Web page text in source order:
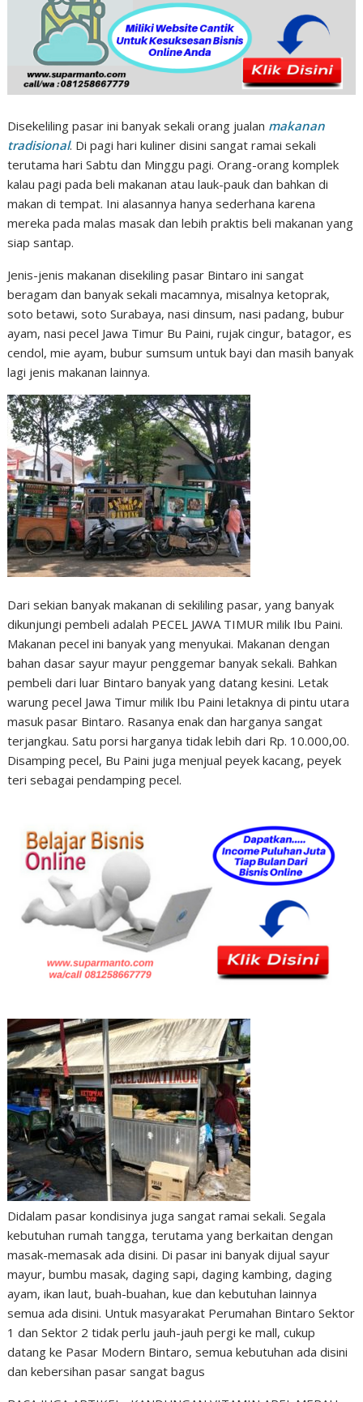
Disekeliling pasar ini banyak sekali orang jualan makanan
tradisional. Di pagi hari kuliner disini sangat ramai sekali
terutama hari Sabtu dan Minggu pagi. Orang-orang komplek
kalau pagi pada beli makanan atau lauk-pauk dan bahkan di
makan di tempat. Ini alasannya hanya sederhana karena
mereka pada malas masak dan lebih praktis beli makanan yang
siap santap.
Jenis-jenis makanan disekiling pasar Bintaro ini sangat
beragam dan banyak sekali macamnya, misalnya ketoprak,
soto betawi, soto Surabaya, nasi dinsum, nasi padang, bubur
ayam, nasi pecel Jawa Timur Bu Paini, rujak cingur, batagor, es
cendol, mie ayam, bubur sumsum untuk bayi dan masih banyak
lagi jenis makanan lainnya.
Dari sekian banyak makanan di sekililing pasar, yang banyak
dikunjungi pembeli adalah PECEL JAWA TIMUR milik Ibu Paini.
Makanan pecel ini banyak yang menyukai. Makanan dengan
bahan dasar sayur mayur penggemar banyak sekali. Bahkan
pembeli dari luar Bintaro banyak yang datang kesini. Letak
warung pecel Jawa Timur milik Ibu Paini letaknya di pintu utara
masuk pasar Bintaro. Rasanya enak dan harganya sangat
terjangkau. Satu porsi harganya tidak lebih dari Rp. 10.000,00.
Disamping pecel, Bu Paini juga menjual peyek kacang, peyek
teri sebagai pendamping pecel.
Didalam pasar kondisinya juga sangat ramai sekali. Segala
kebutuhan rumah tangga, terutama yang berkaitan dengan
masak-memasak ada disini. Di pasar ini banyak dijual sayur
mayur, bumbu masak, daging sapi, daging kambing, daging
ayam, ikan laut, buah-buahan, kue dan kebutuhan lainnya
semua ada disini. Untuk masyarakat Perumahan Bintaro Sektor
1 dan Sektor 2 tidak perlu jauh-jauh pergi ke mall, cukup
datang ke Pasar Modern Bintaro, semua kebutuhan ada disini
dan kebersihan pasar sangat bagus